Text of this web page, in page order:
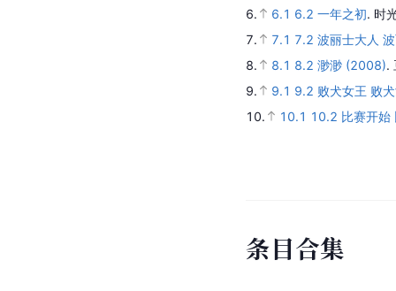
6. 6.1 6.2 一年之初. 时
7.
7.1 7.2 波丽士大人
8.
8.1 8.2 渺渺 (2008).
9.
9.1 9.2 败犬女王 败
10.
10.1 10.2 比赛开
条目合集